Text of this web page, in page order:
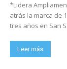
*Lidera Ampliamente el
atrás la marca de
tres años en San
Leer más